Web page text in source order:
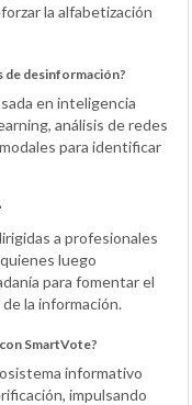
la alfabetización
de desinformación?
en inteligencia
análisis de redes
para identificar
a profesionales
luego
para fomentar el
la información.
SmartVote?
informativo
impulsando